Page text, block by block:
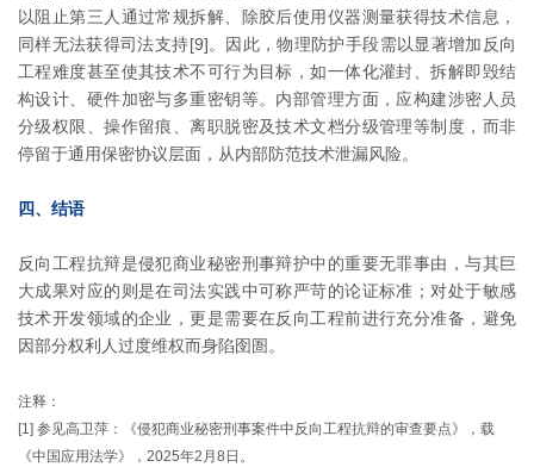
以阻止第三人通过常规拆解、除胶后使用仪器测量获得技术信息，
同样无法获得司法支持[9]。因此，物理防护手段需以显著增加反向
工程难度甚至使其技术不可行为目标，如一体化灌封、拆解即毁结
构设计、硬件加密与多重密钥等。内部管理方面，应构建涉密人员
分级权限、操作留痕、离职脱密及技术文档分级管理等制度，而非
停留于通用保密协议层面，从内部防范技术泄漏风险。
四、结语
反向工程抗辩是侵犯商业秘密刑事辩护中的重要无罪事由，与其巨
大成果对应的则是在司法实践中可称严苛的论证标准；对处于敏感
技术开发领域的企业，更是需要在反向工程前进行充分准备，避免
因部分权利人过度维权而身陷囹圄。
注释：
[1] 参见高卫萍：《侵犯商业秘密刑事案件中反向工程抗辩的审查要点》，载
《中国应用法学》，2025年2月8日。